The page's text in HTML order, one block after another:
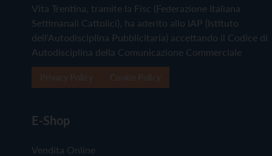
Vita Trentina, tramite la Fisc (Federazione Italiana
Settimanali Cattolici), ha aderito allo IAP (Istituto
dell'Autodisciplina Pubblicitaria) accettando il Codice di
Autodisciplina della Comunicazione Commerciale
E-Shop
Vendita Online